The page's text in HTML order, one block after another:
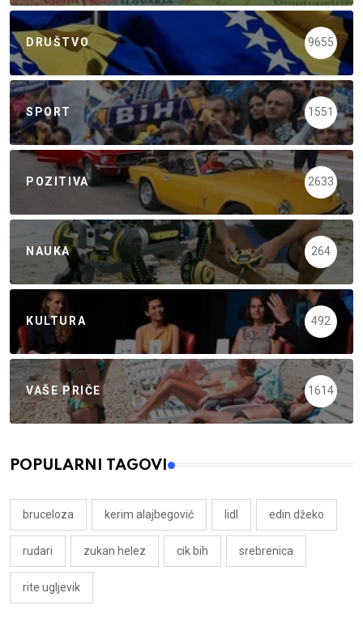
DRUŠTVO 9655
SPORT 1551
POZITIVA 2633
NAUKA 264
KULTURA 492
VAŠE PRIČE 1614
POPULARNI TAGOVI
bruceloza kerim alajbegović lidl edin džeko
rudari zukan helez cik bih srebrenica
rite ugljevik